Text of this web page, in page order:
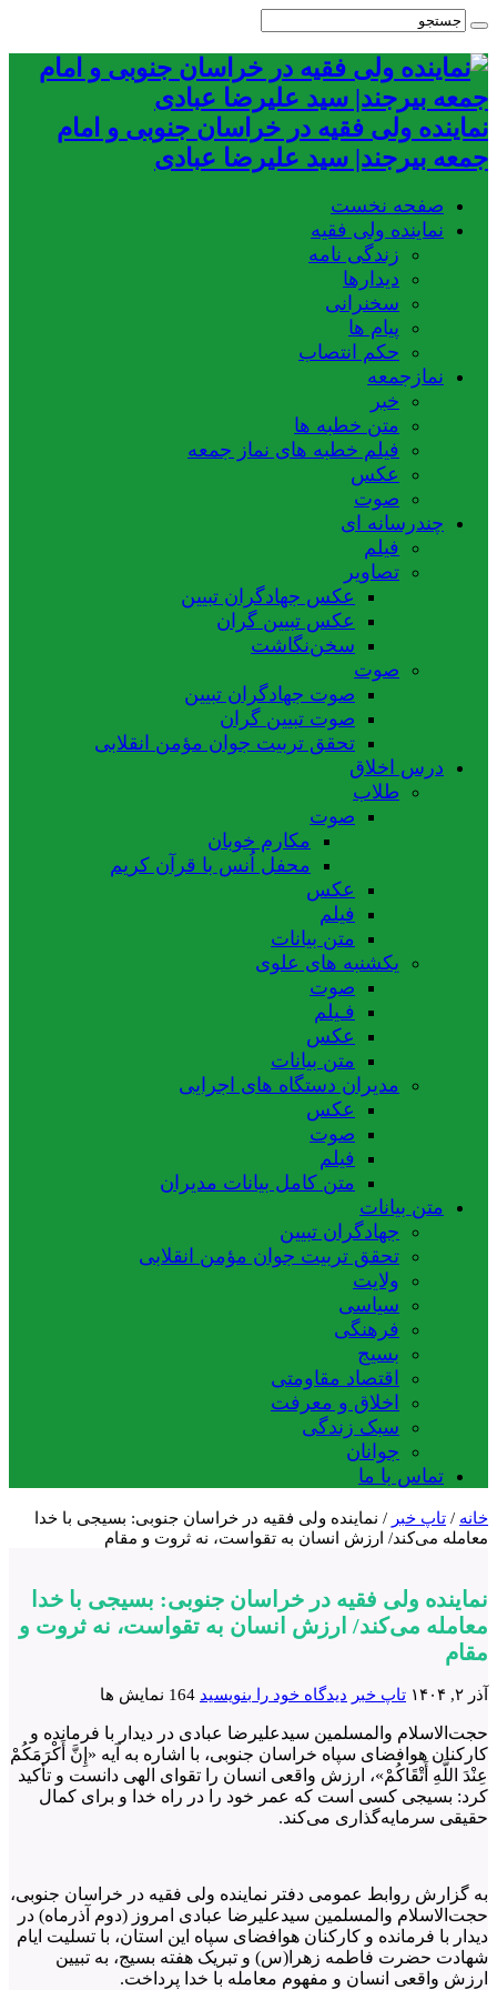
نماینده ولی فقیه در خراسان جنوبی و امام
جمعه بیرجند| سید علیرضا عبادی
صفحه نخست
نماینده ولی فقیه
زندگی نامه
دیدارها
سخنرانی
پیام ها
حکم انتصاب
نمازجمعه
خبر
متن خطبه ها
فیلم خطبه های نماز جمعه
عکس
صوت
چندرسانه ای
فیلم
تصاویر
عکس جهادگران تبیین
عکس تبیین گران
سخن‌نگاشت
صوت
صوت جهادگران تبیین
صوت تبیین گران
تحقق تربیت جوان مؤمن انقلابی
درس اخلاق
طلاب
صوت
مکارم خوبان
محفل اُنس با قرآن کریم
عکس
فیلم
متن بیانات
یکشنبه های علوی
صوت
فـیلم
عکس
متن بیانات
مدیران دستگاه های اجرایی
عکس
صوت
فیلم
متن کامل بیانات مدیران
متن بیانات
جهادگران تبیین
تحقق تربیت جوان مؤمن انقلابی
ولایت
سیاسی
فرهنگی
بسیج
اقتصاد مقاومتی
اخلاق و معرفت
سبک زندگی
جوانان
تماس با ما
خانه / تاپ خبر / نماینده ولی فقیه در خراسان جنوبی: بسیجی با خدا
معامله می‌کند/ ارزش انسان به تقواست، نه ثروت و مقام
نماینده ولی فقیه در خراسان جنوبی: بسیجی با خدا
معامله می‌کند/ ارزش انسان به تقواست، نه ثروت و
مقام
آذر ۲, ۱۴۰۴ تاپ خبر دیدگاه خود را بنویسید 164 نمایش ها
حجت‌الاسلام والمسلمین سیدعلیرضا عبادی در دیدار با فرمانده و
کارکنان هوافضای سپاه خراسان جنوبی، با اشاره به آیه «إِنَّ أَكْرَمَكُمْ
عِنْدَ اللَّهِ أَتْقَاكُمْ»، ارزش واقعی انسان را تقوای الهی دانست و تأکید
کرد: بسیجی کسی است که عمر خود را در راه خدا و برای کمال
حقیقی سرمایه‌گذاری می‌کند.
به گزارش روابط عمومی دفتر نماینده ولی فقیه در خراسان جنوبی،
حجت‌الاسلام والمسلمین سیدعلیرضا عبادی امروز (دوم آذرماه) در
دیدار با فرمانده و کارکنان هوافضای سپاه این استان، با تسلیت ایام
شهادت حضرت فاطمه زهرا(س) و تبریک هفته بسیج، به تبیین
ارزش واقعی انسان و مفهوم معامله با خدا پرداخت.